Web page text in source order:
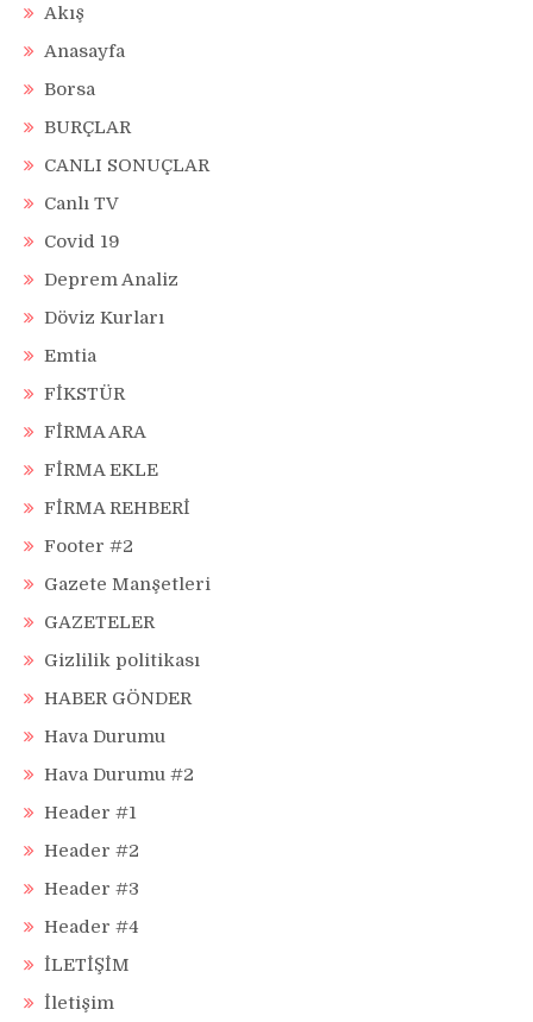
Akış
Anasayfa
Borsa
BURÇLAR
CANLI SONUÇLAR
Canlı TV
Covid 19
Deprem Analiz
Döviz Kurları
Emtia
FİKSTÜR
FİRMA ARA
FİRMA EKLE
FİRMA REHBERİ
Footer #2
Gazete Manşetleri
GAZETELER
Gizlilik politikası
HABER GÖNDER
Hava Durumu
Hava Durumu #2
Header #1
Header #2
Header #3
Header #4
İLETİŞİM
İletişim